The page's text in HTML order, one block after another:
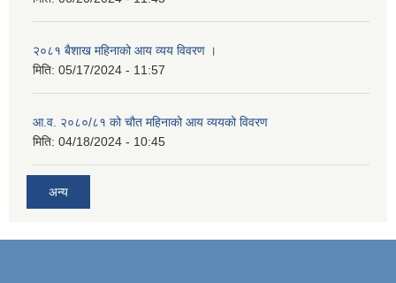
२०८१ बैशाख महिनाको आय व्यय विवरण ।
मिति: 05/17/2024 - 11:57
आ.व. २०८०/८१ को चौत महिनाको आय व्ययको विवरण
मिति: 04/18/2024 - 10:45
अन्य